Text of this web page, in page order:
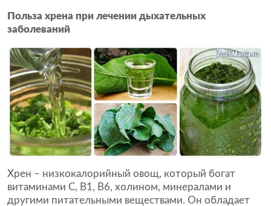
Польза хрена при лечении дыхательных
заболеваний
Хрен – низкокалорийный овощ, который богат
витаминами С, В1, В6, холином, минералами и
другими питательными веществами. Он обладает